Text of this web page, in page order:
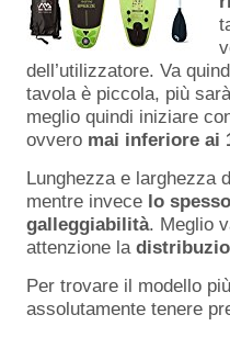
dell’utilizzatore. Va
tavola è piccola, più
meglio quindi iniziare
ovvero mai inferiore ai
Lunghezza e larghezza
mentre invece lo
galleggiabilità. Meglio
attenzione la
Per trovare il modello
assolutamente tenere